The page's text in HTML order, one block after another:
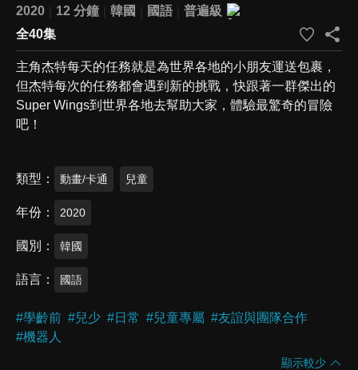
2020
12 分鐘 韓國 國語
普遍級
全40集
主角杰特每天的任務就是為世界各地的小朋友運送包裹，
但杰特每次的任務都會遇到新的挑戰，快跟著一群傑出的
Super Wings到世界各地去幫助大家，體驗最驚奇的冒險
吧！
類型 動畫/卡通 兒童
年份 2020
國別 韓國
語言 國語
#學齡前 #兒少 #日常 #兒童專屬 #友誼與團隊合作
#機器人
顯示較少